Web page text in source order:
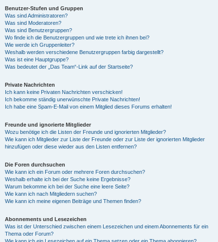
Benutzer-Stufen und Gruppen
Was sind Administratoren?
Was sind Moderatoren?
Was sind Benutzergruppen?
Wo finde ich die Benutzergruppen und wie trete ich ihnen bei?
Wie werde ich Gruppenleiter?
Weshalb werden verschiedene Benutzergruppen farbig dargestellt?
Was ist eine Hauptgruppe?
Was bedeutet der „Das Team“-Link auf der Startseite?
Private Nachrichten
Ich kann keine Privaten Nachrichten verschicken!
Ich bekomme ständig unerwünschte Private Nachrichten!
Ich habe eine Spam-E-Mail von einem Mitglied dieses Forums erhalten!
Freunde und ignorierte Mitglieder
Wozu benötige ich die Listen der Freunde und ignorierten Mitglieder?
Wie kann ich Mitglieder zur Liste der Freunde oder zur Liste der ignorierten Mitglieder
hinzufügen oder diese wieder aus den Listen entfernen?
Die Foren durchsuchen
Wie kann ich ein Forum oder mehrere Foren durchsuchen?
Weshalb erhalte ich bei der Suche keine Ergebnisse?
Warum bekomme ich bei der Suche eine leere Seite?
Wie kann ich nach Mitgliedern suchen?
Wie kann ich meine eigenen Beiträge und Themen finden?
Abonnements und Lesezeichen
Was ist der Unterschied zwischen einem Lesezeichen und einem Abonnements für ein
Thema oder Forum?